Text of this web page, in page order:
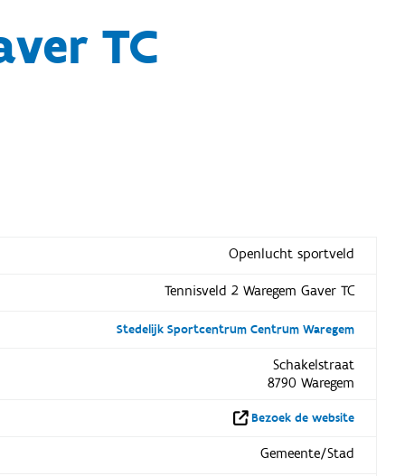
TC
Openlucht sportveld
Tennisveld 2 Waregem Gaver TC
Stedelijk Sportcentrum Centrum Waregem
Schakelstraat
8790 Waregem
Bezoek de website
Gemeente/Stad